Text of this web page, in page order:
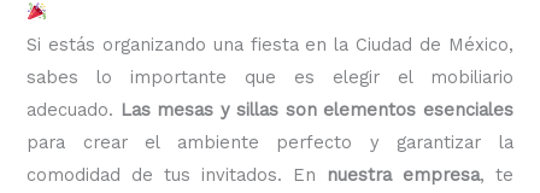
Si estás organizando una fiesta en la Ciudad de México,
sabes lo importante que es elegir el mobiliario
adecuado. Las mesas y sillas son elementos esenciales
para crear el ambiente perfecto y garantizar la
comodidad de tus invitados. En
nuestra empresa, te